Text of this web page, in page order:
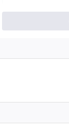
Số đường xích
Điện áp sử dụng